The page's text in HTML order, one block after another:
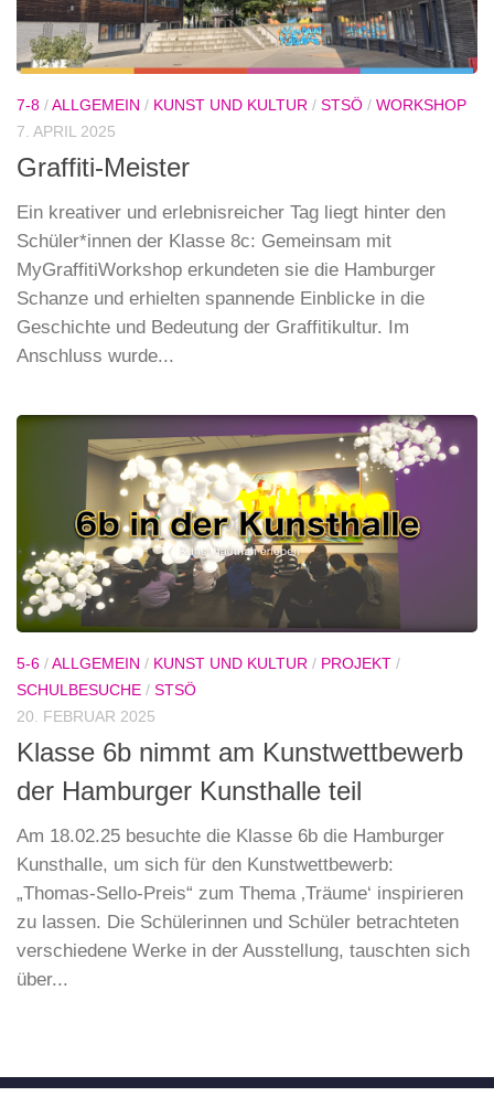
7-8 /ALLGEMEIN / KUNST UND KULTUR / STSÖ / WORKSHOP
7. APRIL 2025
Graffiti-Meister
Ein kreativer und erlebnisreicher Tag liegt hinter den
Schüler*innen der Klasse 8c: Gemeinsam mit
MyGraffitiWorkshop erkundeten sie die Hamburger
Schanze und erhielten spannende Einblicke in die
Geschichte und Bedeutung der Graffitikultur. Im
Anschluss wurde...
5-6 /ALLGEMEIN / KUNST UND KULTUR / PROJEKT /
SCHULBESUCHE / STSÖ
20. FEBRUAR 2025
Klasse 6b nimmt am Kunstwettbewerb
der Hamburger Kunsthalle teil
Am 18.02.25 besuchte die Klasse 6b die Hamburger
Kunsthalle, um sich für den Kunstwettbewerb:
„Thomas-Sello-Preis“ zum Thema ‚Träume‘ inspirieren
zu lassen. Die Schülerinnen und Schüler betrachteten
verschiedene Werke in der Ausstellung, tauschten sich
über...